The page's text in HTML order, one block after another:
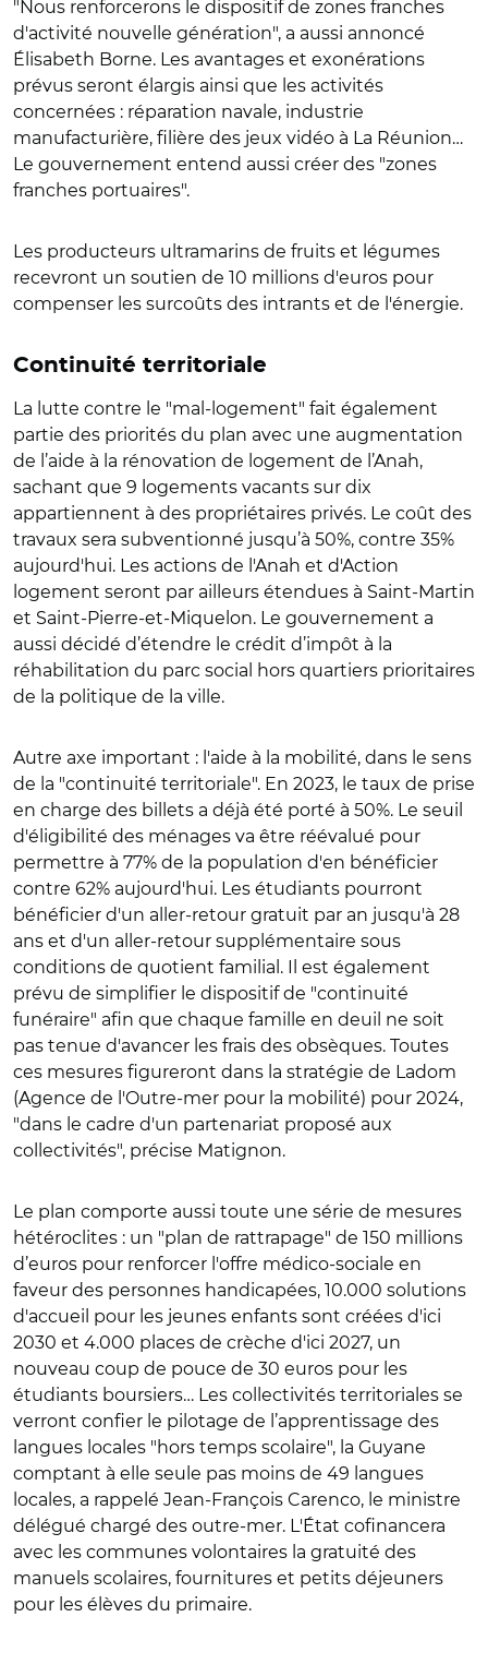
"Nous renforcerons le dispositif de zones franches
d'activité nouvelle génération", a aussi annoncé
Élisabeth Borne. Les avantages et exonérations
prévus seront élargis ainsi que les activités
concernées : réparation navale, industrie
manufacturière, filière des jeux vidéo à La Réunion…
Le gouvernement entend aussi créer des "zones
franches portuaires".
Les producteurs ultramarins de fruits et légumes
recevront un soutien de 10 millions d'euros pour
compenser les surcoûts des intrants et de l'énergie.
Continuité territoriale
La lutte contre le "mal-logement" fait également
partie des priorités du plan avec une augmentation
de l’aide à la rénovation de logement de l’Anah,
sachant que 9 logements vacants sur dix
appartiennent à des propriétaires privés. Le coût des
travaux sera subventionné jusqu’à 50%, contre 35%
aujourd'hui. Les actions de l'Anah et d'Action
logement seront par ailleurs étendues à Saint-Martin
et Saint-Pierre-et-Miquelon. Le gouvernement a
aussi décidé d’étendre le crédit d’impôt à la
réhabilitation du parc social hors quartiers prioritaires
de la politique de la ville.
Autre axe important : l'aide à la mobilité, dans le sens
de la "continuité territoriale". En 2023, le taux de prise
en charge des billets a déjà été porté à 50%. Le seuil
d'éligibilité des ménages va être réévalué pour
permettre à 77% de la population d'en bénéficier
contre 62% aujourd'hui. Les étudiants pourront
bénéficier d'un aller-retour gratuit par an jusqu'à 28
ans et d'un aller-retour supplémentaire sous
conditions de quotient familial. Il est également
prévu de simplifier le dispositif de "continuité
funéraire" afin que chaque famille en deuil ne soit
pas tenue d'avancer les frais des obsèques. Toutes
ces mesures figureront dans la stratégie de Ladom
(Agence de l'Outre-mer pour la mobilité) pour 2024,
"dans le cadre d'un partenariat proposé aux
collectivités", précise Matignon.
Le plan comporte aussi toute une série de mesures
hétéroclites : un "plan de rattrapage" de 150 millions
d’euros pour renforcer l'offre médico-sociale en
faveur des personnes handicapées, 10.000 solutions
d'accueil pour les jeunes enfants sont créées d'ici
2030 et 4.000 places de crèche d'ici 2027, un
nouveau coup de pouce de 30 euros pour les
étudiants boursiers… Les collectivités territoriales se
verront confier le pilotage de l’apprentissage des
langues locales "hors temps scolaire", la Guyane
comptant à elle seule pas moins de 49 langues
locales, a rappelé Jean-François Carenco, le ministre
délégué chargé des outre-mer. L'État cofinancera
avec les communes volontaires la gratuité des
manuels scolaires, fournitures et petits déjeuners
pour les élèves du primaire.